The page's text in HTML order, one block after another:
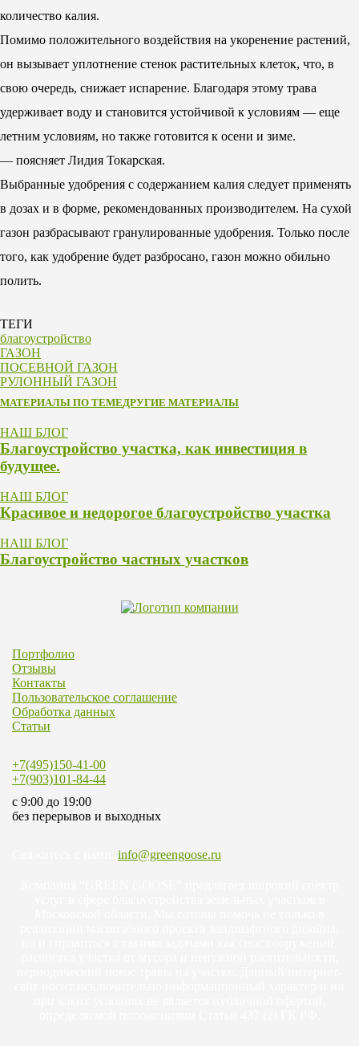
количество калия.
Помимо положительного воздействия на укоренение растений,
он вызывает уплотнение стенок растительных клеток, что, в
свою очередь, снижает испарение. Благодаря этому трава
удерживает воду и становится устойчивой к условиям — еще
летним условиям, но также готовится к осени и зиме.
— поясняет Лидия Токарская.
Выбранные удобрения с содержанием калия следует применять
в дозах и в форме, рекомендованных производителем. На сухой
газон разбрасывают гранулированные удобрения. Только после
того, как удобрение будет разбросано, газон можно обильно
полить.
ТЕГИ
благоустройство
ГАЗОН
ПОСЕВНОЙ ГАЗОН
РУЛОННЫЙ ГАЗОН
МАТЕРИАЛЫ ПО ТЕМЕДРУГИЕ МАТЕРИАЛЫ
НАШ БЛОГ
Благоустройство участка, как инвестиция в
будущее.
НАШ БЛОГ
Красивое и недорогое благоустройство участка
НАШ БЛОГ
Благоустройство частных участков
Портфолио
Отзывы
Контакты
Пользовательское соглашение
Обработка данных
Статьи
+7(495)150-41-00
+7(903)101-84-44
c 9:00 до 19:00
без перерывов и выходных
info@greengoose.ru